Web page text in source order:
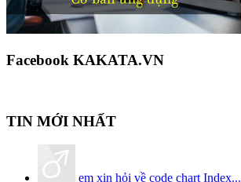
Facebook KAKATA.VN
TIN MỚI NHẤT
em xin hỏi về code chart Index...